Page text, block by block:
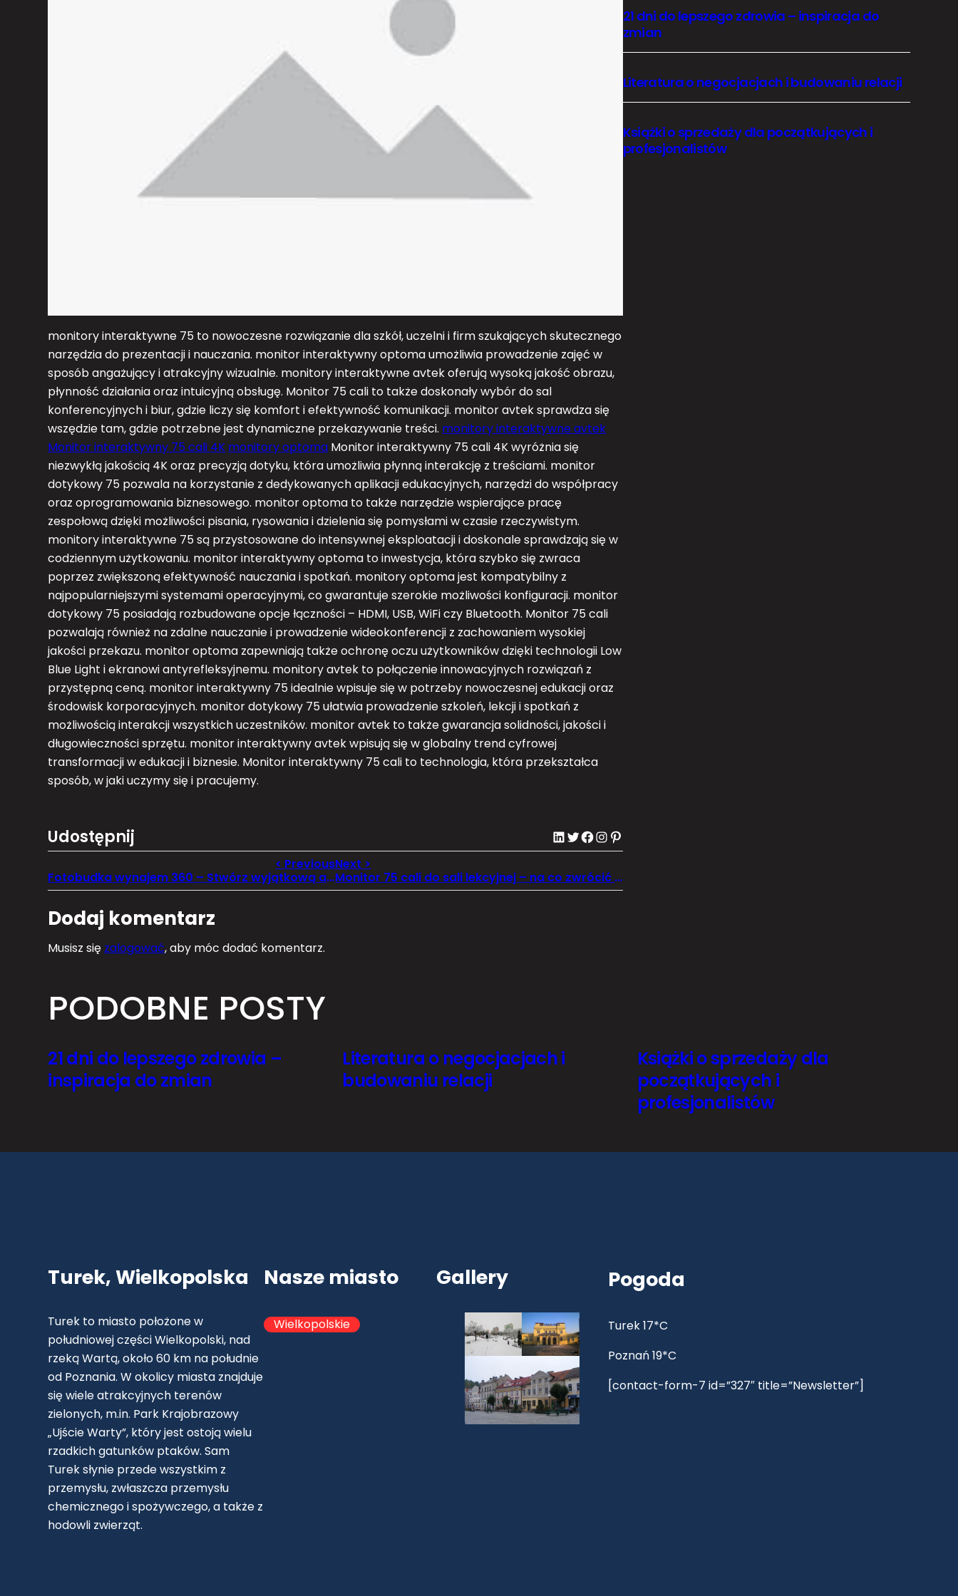
monitory interaktywne 75 to nowoczesne rozwiązanie dla szkół, uczelni i firm szukających skutecznego
narzędzia do prezentacji i nauczania. monitor interaktywny optoma umożliwia prowadzenie zajęć w
sposób angażujący i atrakcyjny wizualnie. monitory interaktywne avtek oferują wysoką jakość obrazu,
płynność działania oraz intuicyjną obsługę. Monitor 75 cali to także doskonały wybór do sal
konferencyjnych i biur, gdzie liczy się komfort i efektywność komunikacji. monitor avtek sprawdza się
wszędzie tam, gdzie potrzebne jest dynamiczne przekazywanie treści. monitory interaktywne avtek
Monitor interaktywny 75 cali 4K monitory optoma Monitor interaktywny 75 cali 4K wyróżnia się
niezwykłą jakością 4K oraz precyzją dotyku, która umożliwia płynną interakcję z treściami. monitor
dotykowy 75 pozwala na korzystanie z dedykowanych aplikacji edukacyjnych, narzędzi do współpracy
oraz oprogramowania biznesowego. monitor optoma to także narzędzie wspierające pracę
zespołową dzięki możliwości pisania, rysowania i dzielenia się pomysłami w czasie rzeczywistym.
monitory interaktywne 75 są przystosowane do intensywnej eksploatacji i doskonale sprawdzają się w
codziennym użytkowaniu. monitor interaktywny optoma to inwestycja, która szybko się zwraca
poprzez zwiększoną efektywność nauczania i spotkań. monitory optoma jest kompatybilny z
najpopularniejszymi systemami operacyjnymi, co gwarantuje szerokie możliwości konfiguracji. monitor
dotykowy 75 posiadają rozbudowane opcje łączności – HDMI, USB, WiFi czy Bluetooth. Monitor 75 cali
pozwalają również na zdalne nauczanie i prowadzenie wideokonferencji z zachowaniem wysokiej
jakości przekazu. monitor optoma zapewniają także ochronę oczu użytkowników dzięki technologii Low
Blue Light i ekranowi antyrefleksyjnemu. monitory avtek to połączenie innowacyjnych rozwiązań z
przystępną ceną. monitor interaktywny 75 idealnie wpisuje się w potrzeby nowoczesnej edukacji oraz
środowisk korporacyjnych. monitor dotykowy 75 ułatwia prowadzenie szkoleń, lekcji i spotkań z
możliwością interakcji wszystkich uczestników. monitor avtek to także gwarancja solidności, jakości i
długowieczności sprzętu. monitor interaktywny avtek wpisują się w globalny trend cyfrowej
transformacji w edukacji i biznesie. Monitor interaktywny 75 cali to technologia, która przekształca
sposób, w jaki uczymy się i pracujemy.
Udostępnij LinkedIn Twitter Facebook Instagram Pinterest
Fotobudka wynajem 360 – Stwórz wyjątkową atmosferę podczas swojego wesela Monitor 75 cali do sali lekcyjnej – na co zwrócić uwagę?
Dodaj komentarz
Musisz się zalogować, aby móc dodać komentarz.
21 dni do lepszego zdrowia – inspiracja do
zmian
Literatura o negocjacjach i budowaniu relacji
Książki o sprzedaży dla początkujących i
profesjonalistów
PODOBNE POSTY
21 dni do lepszego zdrowia –
inspiracja do zmian
Literatura o negocjacjach i
budowaniu relacji
Książki o sprzedaży dla
początkujących i
profesjonalistów
Turek, Wielkopolska
Turek to miasto położone w
południowej części Wielkopolski, nad
rzeką Wartą, około 60 km na południe
od Poznania. W okolicy miasta znajduje
się wiele atrakcyjnych terenów
zielonych, m.in. Park Krajobrazowy
„Ujście Warty”, który jest ostoją wielu
rzadkich gatunków ptaków. Sam
Turek słynie przede wszystkim z
przemysłu, zwłaszcza przemysłu
chemicznego i spożywczego, a także z
hodowli zwierząt.
Nasze miasto
Wielkopolskie
Gallery Pogoda
Turek 17*C
Poznań 19*C
[contact-form-7 id=”327″ title=”Newsletter”]